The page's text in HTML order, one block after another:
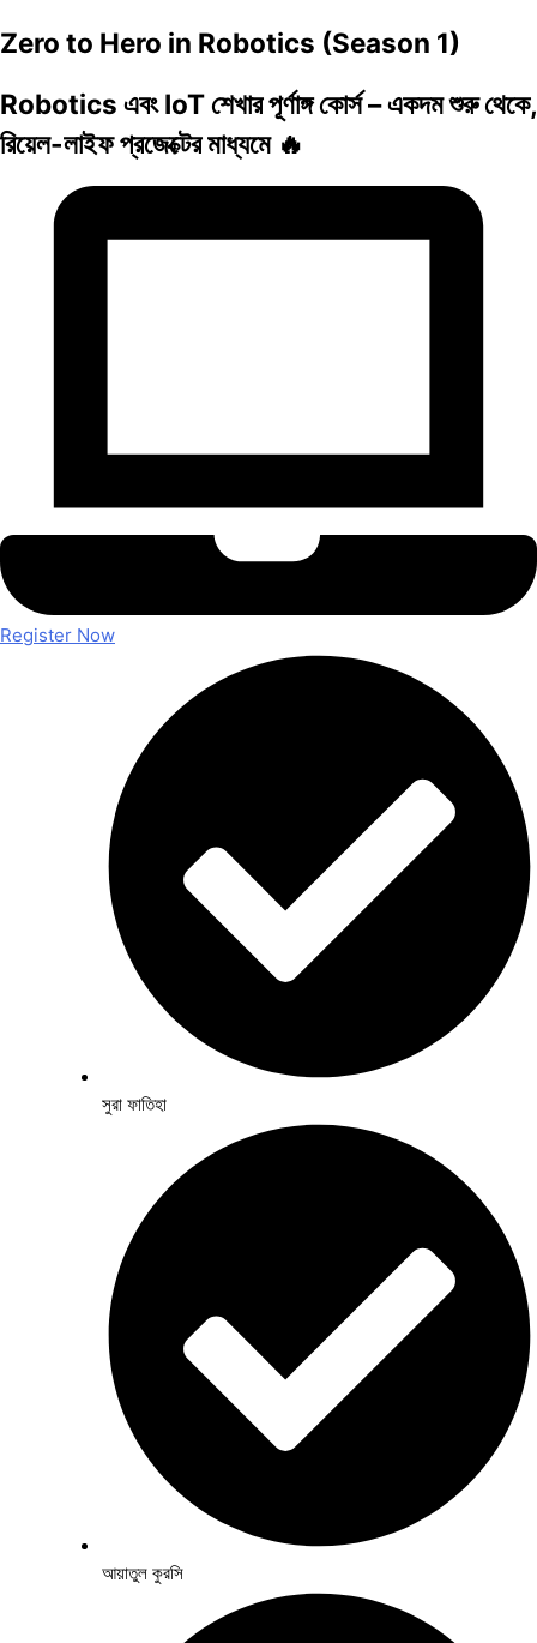
Zero to Hero in Robotics (Season 1)
Robotics এবং IoT শেখার পূর্ণাঙ্গ কোর্স – একদম শুরু থেকে,
রিয়েল-লাইফ প্রজেক্টের মাধ্যমে 🔥
Register Now
সুরা ফাতিহা
আয়াতুল কুরসি